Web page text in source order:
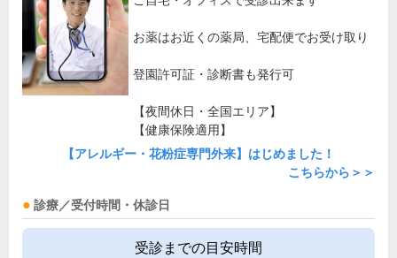
お薬はお近くの薬局、宅配便でお受け取り
登園許可証・診断書も発行可
【夜間休日・全国エリア】
【健康保険適用】
【アレルギー・花粉症専門外来】はじめました！
こちらから＞＞
診療／受付時間・休診日
受診までの目安時間